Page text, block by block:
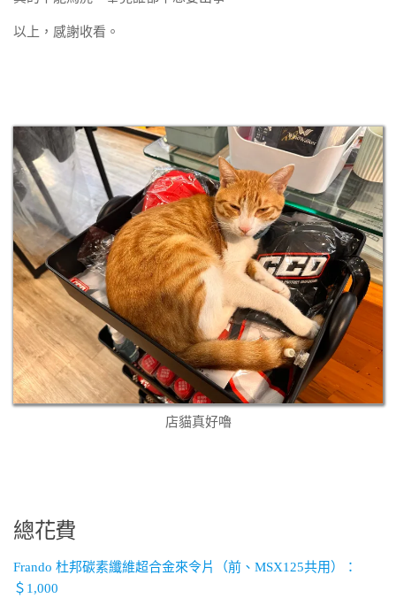
以上，感謝收看。
店貓真好嚕
總花費
Frando 杜邦碳素纖維超合金來令片（前、MSX125共用）：
＄1,000